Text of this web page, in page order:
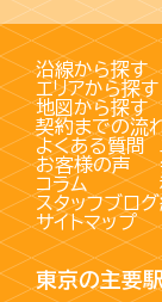
沿線から探す
エリアから探す
地図から探す
契約までの流
よくある質問
お客様の声
コラム
スタッフブログ
サイトマップ
東京の主要